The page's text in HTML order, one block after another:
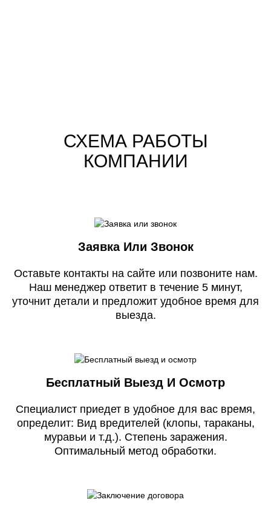
СХЕМА РАБОТЫ
КОМПАНИИ
Заявка Или Звонок
Оставьте контакты на сайте или позвоните нам.
Наш менеджер ответит в течение 5 минут,
уточнит детали и предложит удобное время для
выезда.
Бесплатный Выезд И Осмотр
Специалист приедет в удобное для вас время,
определит: Вид вредителей (клопы, тараканы,
муравьи и т.д.). Степень заражения.
Оптимальный метод обработки.